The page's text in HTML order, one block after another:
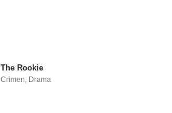
The Rookie
Crimen, Drama